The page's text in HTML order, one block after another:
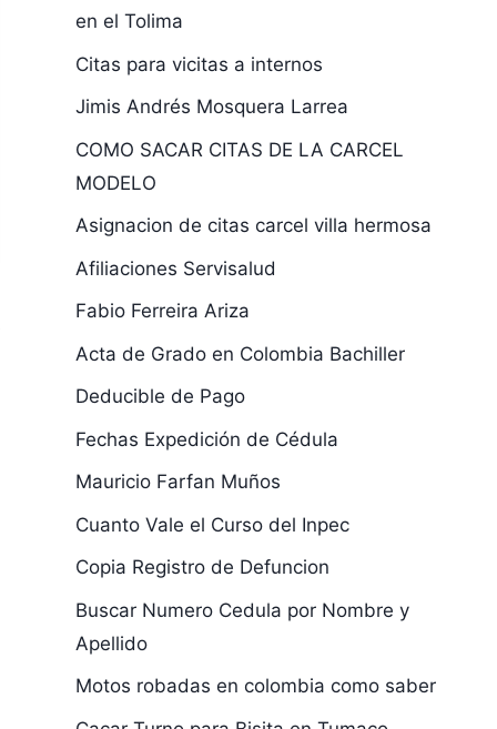
en el Tolima
Citas para vicitas a internos
Jimis Andrés Mosquera Larrea
COMO SACAR CITAS DE LA CARCEL
MODELO
Asignacion de citas carcel villa hermosa
Afiliaciones Servisalud
Fabio Ferreira Ariza
Acta de Grado en Colombia Bachiller
Deducible de Pago
Fechas Expedición de Cédula
Mauricio Farfan Muños
Cuanto Vale el Curso del Inpec
Copia Registro de Defuncion
Buscar Numero Cedula por Nombre y
Apellido
Motos robadas en colombia como saber